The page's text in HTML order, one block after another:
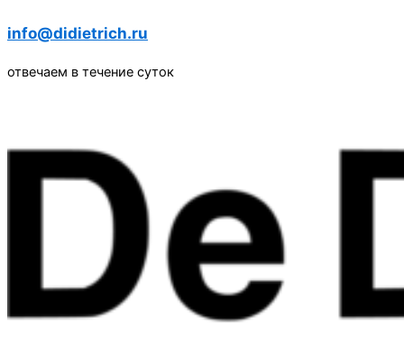
info@didietrich.ru
отвечаем в течение суток